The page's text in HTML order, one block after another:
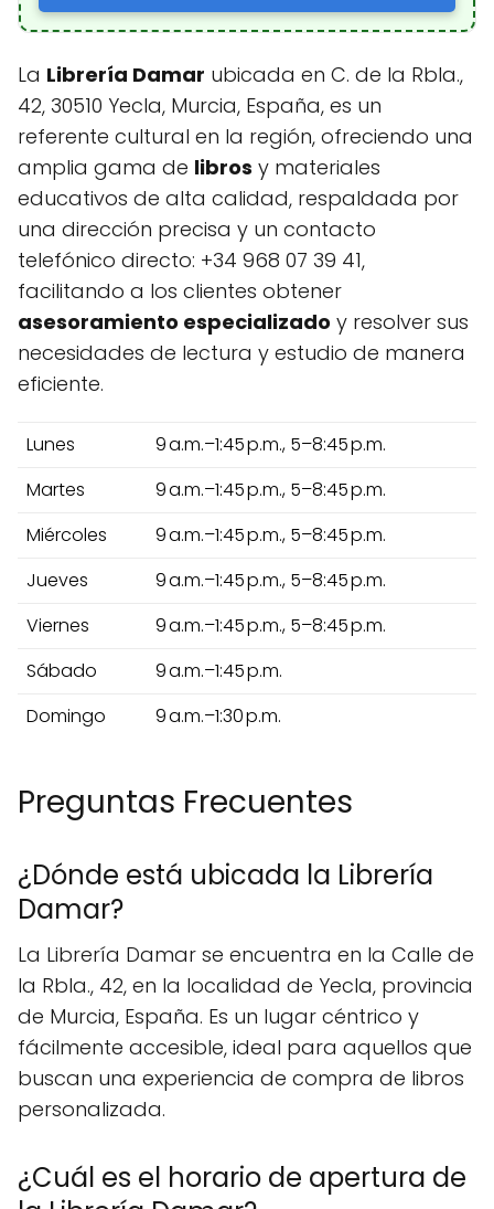
La Librería Damar ubicada en C. de la Rbla.,
42, 30510 Yecla, Murcia, España, es un
referente cultural en la región, ofreciendo una
amplia gama de libros y materiales
educativos de alta calidad, respaldada por
una dirección precisa y un contacto
telefónico directo: +34 968 07 39 41,
facilitando a los clientes obtener
asesoramiento especializado y resolver sus
necesidades de lectura y estudio de manera
eficiente.
Lunes
9 a.m.–1:45 p.m., 5–8:45 p.m.
Martes
9 a.m.–1:45 p.m., 5–8:45 p.m.
Miércoles
9 a.m.–1:45 p.m., 5–8:45 p.m.
Jueves
9 a.m.–1:45 p.m., 5–8:45 p.m.
Viernes
9 a.m.–1:45 p.m., 5–8:45 p.m.
Sábado
9 a.m.–1:45 p.m.
Domingo
9 a.m.–1:30 p.m.
Preguntas Frecuentes
¿Dónde está ubicada la Librería
Damar?
La Librería Damar se encuentra en la Calle de
la Rbla., 42, en la localidad de Yecla, provincia
de Murcia, España. Es un lugar céntrico y
fácilmente accesible, ideal para aquellos que
buscan una experiencia de compra de libros
personalizada.
¿Cuál es el horario de apertura de